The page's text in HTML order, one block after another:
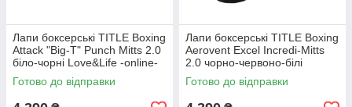
Лапи боксерські TITLE Boxing
Attack "Big-T" Punch Mitts 2.0
біло-чорні Love&Life -online-
multimarket-
Готово до відправки
Лапи боксерські TITLE Boxing
Aerovent Excel Incredi-Mitts
2.0 чорно-червоно-білі
Love&Life -online-multimarket-
Готово до відправки